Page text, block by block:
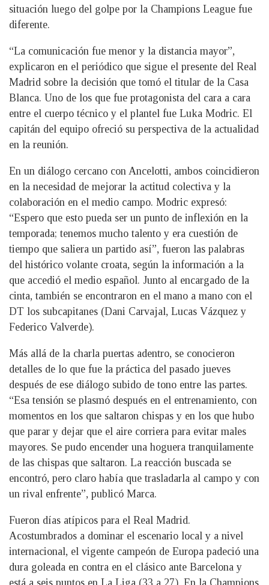
situación luego del golpe por la Champions League fue
diferente.
“La comunicación fue menor y la distancia mayor”,
explicaron en el periódico que sigue el presente del Real
Madrid sobre la decisión que tomó el titular de la Casa
Blanca. Uno de los que fue protagonista del cara a cara
entre el cuerpo técnico y el plantel fue Luka Modric. El
capitán del equipo ofreció su perspectiva de la actualidad
en la reunión.
En un diálogo cercano con Ancelotti, ambos coincidieron
en la necesidad de mejorar la actitud colectiva y la
colaboración en el medio campo. Modric expresó:
“Espero que esto pueda ser un punto de inflexión en la
temporada; tenemos mucho talento y era cuestión de
tiempo que saliera un partido así”, fueron las palabras
del histórico volante croata, según la información a la
que accedió el medio español. Junto al encargado de la
cinta, también se encontraron en el mano a mano con el
DT los subcapitanes (Dani Carvajal, Lucas Vázquez y
Federico Valverde).
Más allá de la charla puertas adentro, se conocieron
detalles de lo que fue la práctica del pasado jueves
después de ese diálogo subido de tono entre las partes.
“Esa tensión se plasmó después en el entrenamiento, con
momentos en los que saltaron chispas y en los que hubo
que parar y dejar que el aire corriera para evitar males
mayores. Se pudo encender una hoguera tranquilamente
de las chispas que saltaron. La reacción buscada se
encontró, pero claro había que trasladarla al campo y con
un rival enfrente”, publicó Marca.
Fueron días atípicos para el Real Madrid.
Acostumbrados a dominar el escenario local y a nivel
internacional, el vigente campeón de Europa padeció una
dura goleada en contra en el clásico ante Barcelona y
está a seis puntos en La Liga (33 a 27). En la Champions